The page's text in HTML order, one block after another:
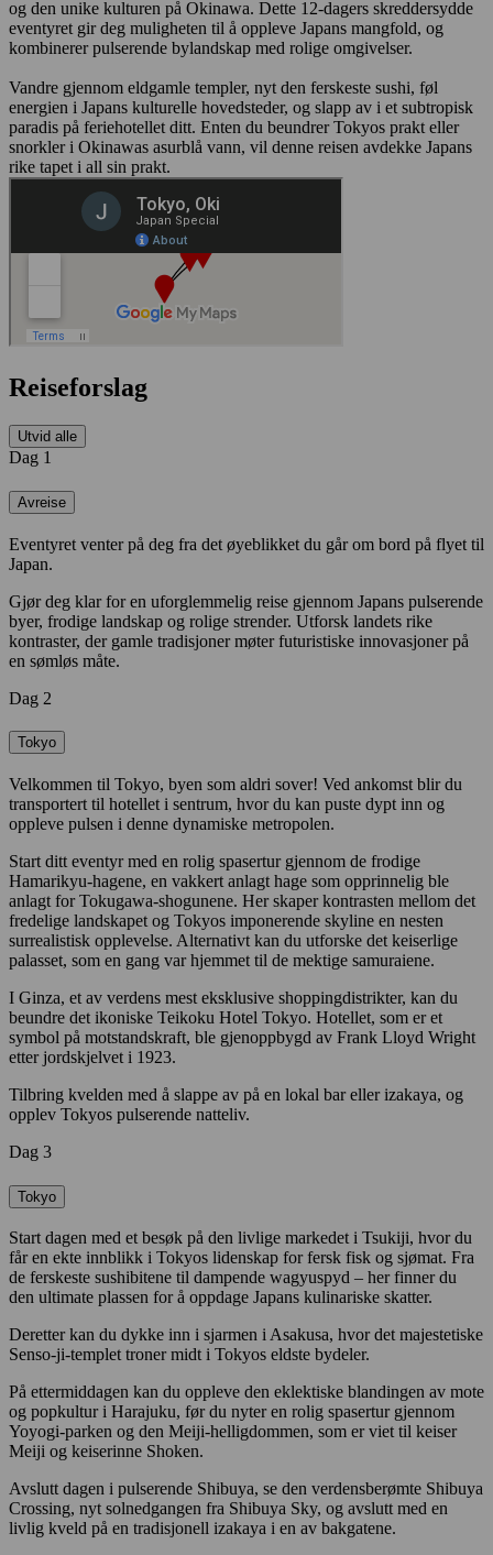
og den unike kulturen på Okinawa. Dette 12-dagers skreddersydde
eventyret gir deg muligheten til å oppleve Japans mangfold, og
kombinerer pulserende bylandskap med rolige omgivelser.
Vandre gjennom eldgamle templer, nyt den ferskeste sushi, føl
energien i Japans kulturelle hovedsteder, og slapp av i et subtropisk
paradis på feriehotellet ditt. Enten du beundrer Tokyos prakt eller
snorkler i Okinawas asurblå vann, vil denne reisen avdekke Japans
rike tapet i all sin prakt.
Reiseforslag
Utvid alle
Dag 1
Avreise
Eventyret venter på deg fra det øyeblikket du går om bord på flyet til
Japan.
Gjør deg klar for en uforglemmelig reise gjennom Japans pulserende
byer, frodige landskap og rolige strender. Utforsk landets rike
kontraster, der gamle tradisjoner møter futuristiske innovasjoner på
en sømløs måte.
Dag 2
Tokyo
Velkommen til Tokyo, byen som aldri sover! Ved ankomst blir du
transportert til hotellet i sentrum, hvor du kan puste dypt inn og
oppleve pulsen i denne dynamiske metropolen.
Start ditt eventyr med en rolig spasertur gjennom de frodige
Hamarikyu-hagene, en vakkert anlagt hage som opprinnelig ble
anlagt for Tokugawa-shogunene. Her skaper kontrasten mellom det
fredelige landskapet og Tokyos imponerende skyline en nesten
surrealistisk opplevelse. Alternativt kan du utforske det keiserlige
palasset, som en gang var hjemmet til de mektige samuraiene.
I Ginza, et av verdens mest eksklusive shoppingdistrikter, kan du
beundre det ikoniske Teikoku Hotel Tokyo. Hotellet, som er et
symbol på motstandskraft, ble gjenoppbygd av Frank Lloyd Wright
etter jordskjelvet i 1923.
Tilbring kvelden med å slappe av på en lokal bar eller izakaya, og
opplev Tokyos pulserende natteliv.
Dag 3
Tokyo
Start dagen med et besøk på den livlige markedet i Tsukiji, hvor du
får en ekte innblikk i Tokyos lidenskap for fersk fisk og sjømat. Fra
de ferskeste sushibitene til dampende wagyuspyd – her finner du
den ultimate plassen for å oppdage Japans kulinariske skatter.
Deretter kan du dykke inn i sjarmen i Asakusa, hvor det majestetiske
Senso-ji-templet troner midt i Tokyos eldste bydeler.
På ettermiddagen kan du oppleve den eklektiske blandingen av mote
og popkultur i Harajuku, før du nyter en rolig spasertur gjennom
Yoyogi-parken og den Meiji-helligdommen, som er viet til keiser
Meiji og keiserinne Shoken.
Avslutt dagen i pulserende Shibuya, se den verdensberømte Shibuya
Crossing, nyt solnedgangen fra Shibuya Sky, og avslutt med en
livlig kveld på en tradisjonell izakaya i en av bakgatene.